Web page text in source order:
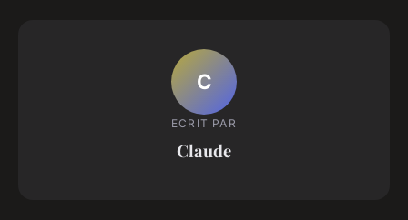
C
ECRIT PAR
Claude